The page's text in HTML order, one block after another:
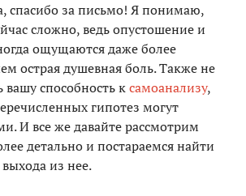
спасибо за письмо! Я понимаю,
сложно, ведь опустошение и
ощущаются даже более
острая душевная боль. Также не
способность ксамоанализу,
гипотез могут
И все же давайте рассмотрим
детально и постараемся найти
из нее.